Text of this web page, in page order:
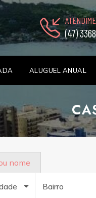
(47)
ALUGUEL ANUAL
nome
Bairro